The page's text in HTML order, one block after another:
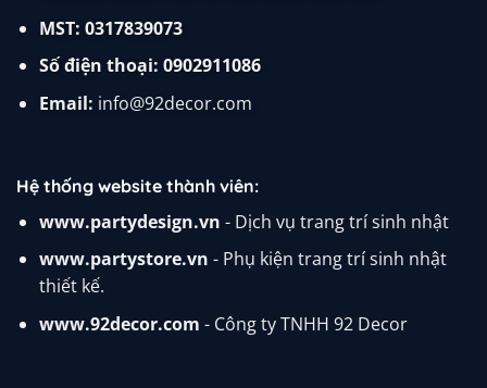
MST: 0317839073
Số điện thoại: 0902911086
Email: info@92decor.com
Hệ thống website thành viên:
www.partydesign.vn - Dịch vụ trang trí sinh nhật
www.partystore.vn - Phụ kiện trang trí sinh nhật
thiết kế.
www.92decor.com - Công ty TNHH 92 Decor